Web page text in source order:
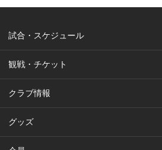
試合・スケジュール
観戦・チケット
クラブ情報
グッズ